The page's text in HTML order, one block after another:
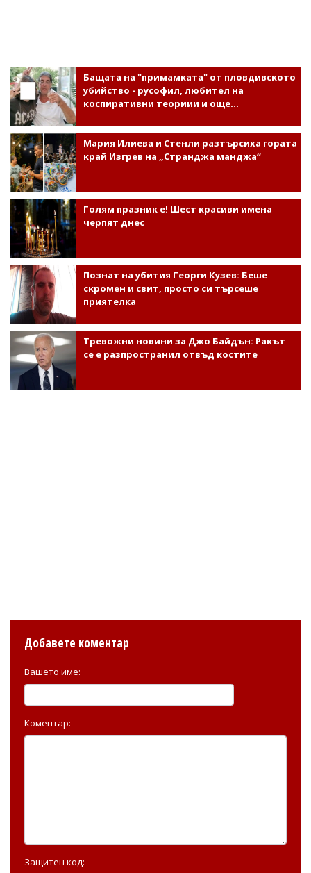
Бащата на "примамката" от пловдивското
убийство - русофил, любител на
коспиративни теориии и още...
Мария Илиева и Стенли разтърсиха гората
край Изгрев на „Странджа манджа“
Голям празник е! Шест красиви имена
черпят днес
Познат на убития Георги Кузев: Беше
скромен и свит, просто си търсеше
приятелка
Тревожни новини за Джо Байдън: Ракът
се е разпространил отвъд костите
Добавете коментар
Вашето име:
Коментар:
Защитен код: